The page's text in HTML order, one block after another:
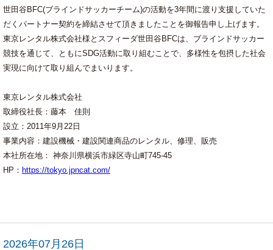
世田谷BFC(ブラインドサッカーチーム)の活動を3年間に渡り支援していた
だくパートナー契約を締結させて頂きましたことを御報告申し上げます。
東京レンタル株式会社様とスフィーダ世田谷BFCは、ブラインドサッカー
競技を通じて、ともにSDG活動に取り組むことで、多様性を包摂した社会
実現に向けて取り組んでまいります。
東京レンタル株式会社
取締役社長：藤本 佳則
設立：2011年9月22日
事業内容：建設機械・建設関連商品のレンタル、修理、販売
本社所在地： 神奈川県横浜市緑区寺山町745-45
HP： https://tokyo.jpncat.com/
2026年07月26日